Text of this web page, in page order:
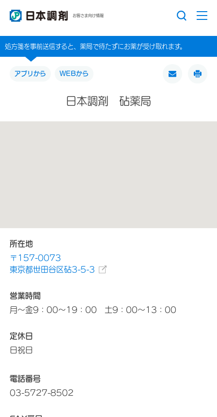
お客さま向け情報
処方箋を事前送信すると、薬局で待たずにお薬が受け取れます。
アプリから WEBから
日本調剤 砧薬局
所在地
〒157-0073
東京都世田谷区砧3-5-3
営業時間
月～金9：00～19：00 土9：00～13：00
定休日
日祝日
電話番号
03-5727-8502